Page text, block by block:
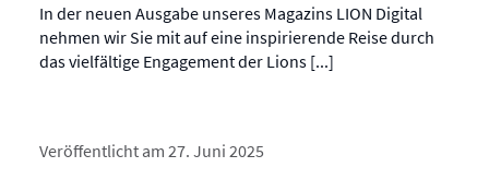
In der neuen Ausgabe unseres Magazins LION Digital
nehmen wir Sie mit auf eine inspirierende Reise durch
das vielfältige Engagement der Lions [...]
Veröffentlicht am 27. Juni 2025